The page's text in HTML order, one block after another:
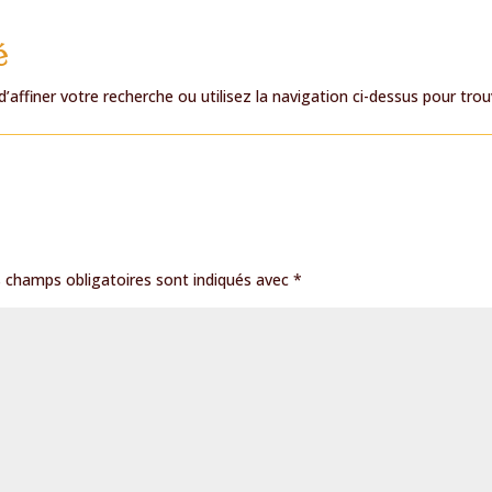
votre recherche ou utilisez la navigation ci-dessus pour
champs obligatoires sont indiqués avec*